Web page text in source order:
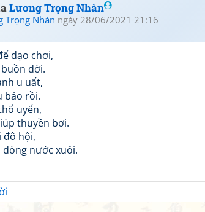
Lương Trọng Nhàn
Trọng Nhàn ngày 28/06/2021 21:16
dạo chơi,
đời.
u uất,
báo rồi.
uyển,
thuyền bơi.
đô hội,
nước xuôi.